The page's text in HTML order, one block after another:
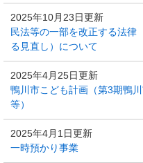
2025年10月23日更新
民法等の一部を改正する法律
る見直し）について
2025年4月25日更新
鴨川市こども計画（第3期鴨
等）
2025年4月1日更新
一時預かり事業